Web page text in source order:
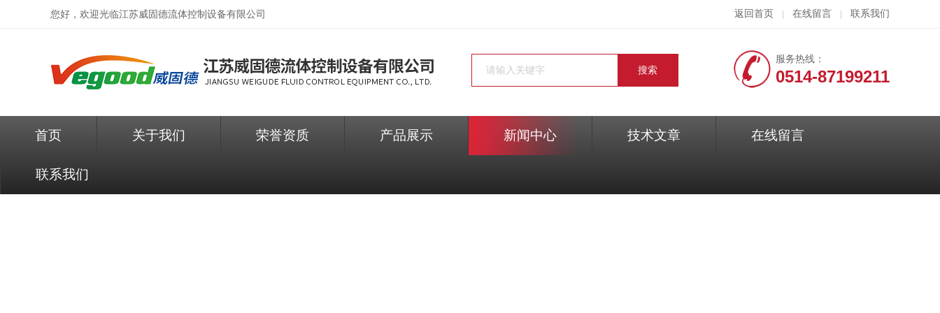
您好，欢迎光临江苏威固德流体控制设备有限公司 返回首页 在线留言 联系我们
服务热线：
0514-87199211
首页 关于我们 荣誉资质 产品展示 新闻中心 技术文章 在线留言
联系我们